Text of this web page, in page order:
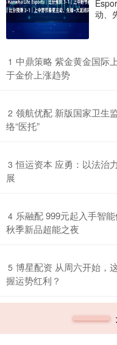
动、
1 中鼎策略 紫金黄金国际
于金价上涨趋势
2 领航优配 新版国家卫生
络“医托”
3 恒运资本 应勇：以法治
展
4 乐融配 999元起入手智
秋季新品超能之夜
5 博星配资 从周六开始，
握运势红利？